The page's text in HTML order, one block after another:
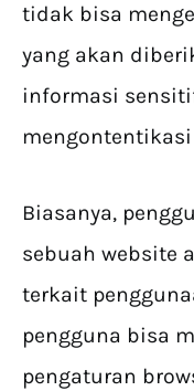
tidak bisa
yang akan
informasi
Biasanya,
sebuah website
terkait
pengguna bisa
pengaturan